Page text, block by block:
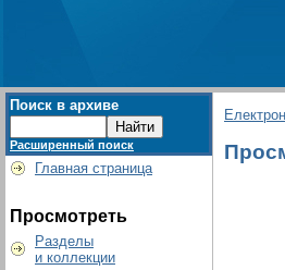
Поиск в архиве
Расширенный поиск
Главная страница
Просмотреть
Разделы
и коллекции